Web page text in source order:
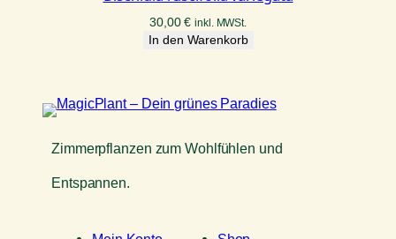
30,00€ inkl. MWSt.
In den Warenkorb
Zimmerpflanzen zum Wohlfühlen und
Entspannen.